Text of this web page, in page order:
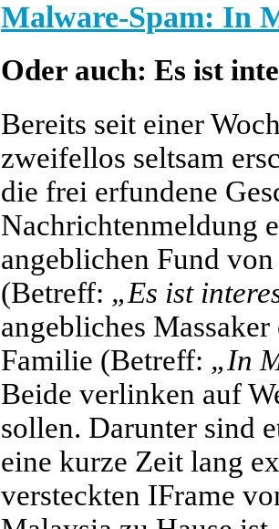
Malware-Spam: In
Oder auch: Es ist
Bereits seit einer
zweifellos seltsam
die frei erfundene
Nachrichtenmeldung
angeblichen Fund
(Betreff: „Es ist
angebliches
Familie (Betreff: „In
Beide verlinken auf
sollen. Darunter sind
eine kurze Zeit lang
versteckten IFrame